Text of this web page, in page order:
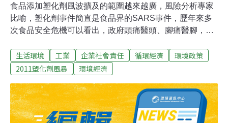
食品添加塑化劑風波擴及的範圍越來越廣，風險分析專家
比喻，塑化劑事件簡直是食品界的SARS事件，歷年來多
次食品安全危機可以看出，政府頭痛醫頭、腳痛醫腳，對
準，國內食品大廠也缺乏企業社會責任。塑化劑事件已經
過了5月底的D-Day，連日來卻不斷出現新發現的含塑化劑
塑化劑事件的影響力，頭痛醫頭、腳痛醫腳，歐盟和美國
對塑化劑含量的標準有不同的定義，官員和學者專家卻不
清楚。吳焜裕說：「我看到政府可能剛開始低估了影響的
生活環境 工業 企業社會責任 循環經濟
環境政策
2011塑化劑風暴
環境經濟